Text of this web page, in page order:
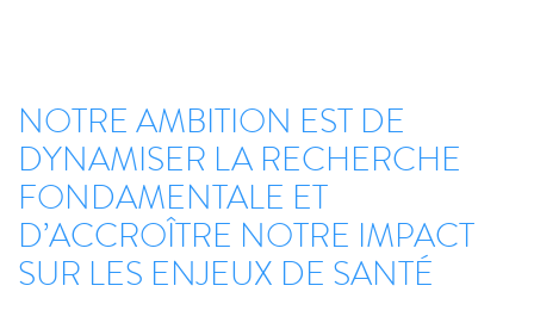
NOTRE AMBITION EST DE
DYNAMISER LA RECHERCHE
FONDAMENTALE ET
D’ACCROÎTRE NOTRE IMPACT
SUR LES ENJEUX DE SANTÉ